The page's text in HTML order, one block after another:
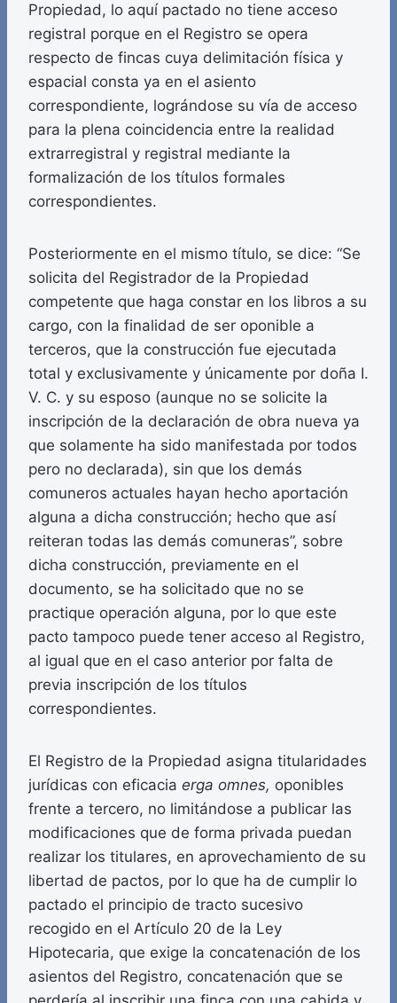
Propiedad, lo aquí pactado no tiene acceso
registral porque en el Registro se opera
respecto de fincas cuya delimitación física y
espacial consta ya en el asiento
correspondiente, lográndose su vía de acceso
para la plena coincidencia entre la realidad
extrarregistral y registral mediante la
formalización de los títulos formales
correspondientes.
Posteriormente en el mismo título, se dice: “Se
solicita del Registrador de la Propiedad
competente que haga constar en los libros a su
cargo, con la finalidad de ser oponible a
terceros, que la construcción fue ejecutada
total y exclusivamente y únicamente por doña I.
V. C. y su esposo (aunque no se solicite la
inscripción de la declaración de obra nueva ya
que solamente ha sido manifestada por todos
pero no declarada), sin que los demás
comuneros actuales hayan hecho aportación
alguna a dicha construcción; hecho que así
reiteran todas las demás comuneras”, sobre
dicha construcción, previamente en el
documento, se ha solicitado que no se
practique operación alguna, por lo que este
pacto tampoco puede tener acceso al Registro,
al igual que en el caso anterior por falta de
previa inscripción de los títulos
correspondientes.
El Registro de la Propiedad asigna titularidades
jurídicas con eficacia erga omnes, oponibles
frente a tercero, no limitándose a publicar las
modificaciones que de forma privada puedan
realizar los titulares, en aprovechamiento de su
libertad de pactos, por lo que ha de cumplir lo
pactado el principio de tracto sucesivo
recogido en el Artículo 20 de la Ley
Hipotecaria, que exige la concatenación de los
asientos del Registro, concatenación que se